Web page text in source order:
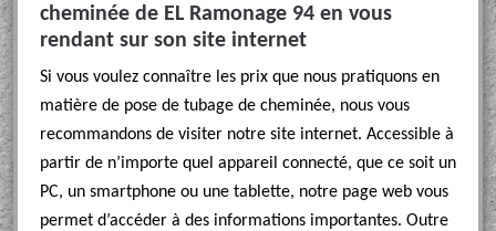
cheminée de EL Ramonage 94 en vous
rendant sur son site internet
Si vous voulez connaître les prix que nous pratiquons en
matière de pose de tubage de cheminée, nous vous
recommandons de visiter notre site internet. Accessible à
partir de n’importe quel appareil connecté, que ce soit un
PC, un smartphone ou une tablette, notre page web vous
permet d’accéder à des informations importantes. Outre